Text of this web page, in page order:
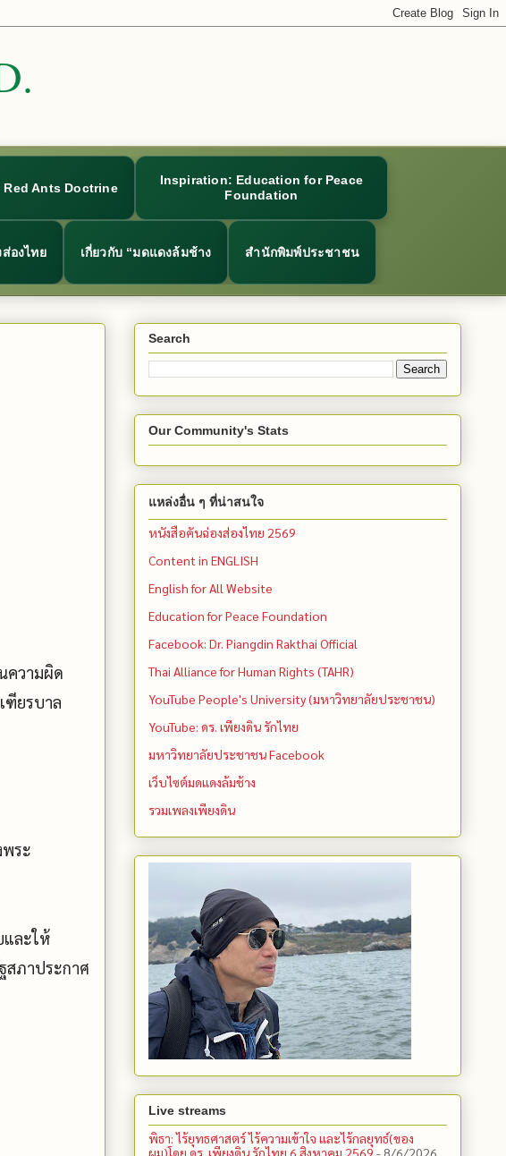
Red Ants Doctrine
Inspiration: Education for Peace
Foundation
องไทย เกี่ยวกับ “มดแดงล้มช้าง สำนักพิมพ์ประชาชน
ความผิด
ฑียรบาล
ระ
ละให้
สภาประกาศ
Search
Our Community's Stats
แหล่งอื่น ๆ ที่น่าสนใจ
หนังสือคันฉ่องส่องไทย 2569
Content in ENGLISH
English for All Website
Education for Peace Foundation
Facebook: Dr. Piangdin Rakthai Official
Thai Alliance for Human Rights (TAHR)
YouTube People's University (มหาวิทยาลัยประชาชน)
YouTube: ดร. เพียงดิน รักไทย
มหาวิทยาลัยประชาชน Facebook
เว็บไซต์มดแดงล้มช้าง
รวมเพลงเพียงดิน
Live streams
พิธา: ไร้ยุทธศาสตร์ ไร้ความเข้าใจ และไร้กลยุทธ์(ของ
ผม)โดย ดร. เพียงดิน รักไทย 6 สิงหาคม 2569 - 8/6/2026